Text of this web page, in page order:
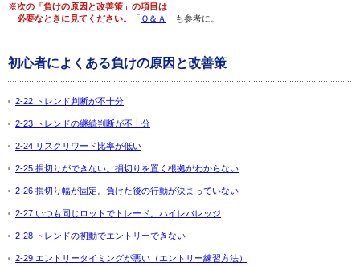
※次の「負けの原因と改善策」の項目は
必要なときに見てください。
「 Ｑ＆Ａ 」も参考に。
初心者によくある負けの原因と改善策
2-22 トレンド判断が不十分
2-23 トレンドの継続判断が不十分
2-24 リスクリワード比率が低い
2-25 損切りができない。損切りを置く根拠がわからない
2-26 損切り幅が固定。負けた後の行動が決まっていない
2-27 いつも同じロットでトレード。ハイレバレッジ
2-28 トレンドの初動でエントリーできない
2-29 エントリータイミングが悪い（エントリー練習方法）